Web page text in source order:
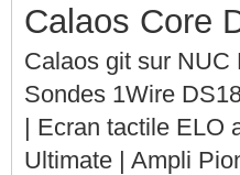
Calaos Core
Calaos git sur
Sondes 1Wire
| Ecran tactile ELO
Ultimate | Ampli